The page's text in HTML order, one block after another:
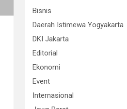
Bisnis
Daerah Istimewa Yogyakarta
DKI Jakarta
Editorial
Ekonomi
Event
Internasional